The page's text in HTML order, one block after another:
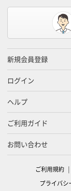
新規会員登録
ログイン
ヘルプ
ご利用ガイド
お問い合わせ
ご利用規約
プライバシ